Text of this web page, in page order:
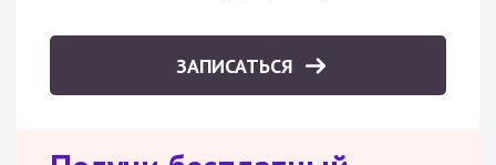
ЗАПИСАТЬСЯ